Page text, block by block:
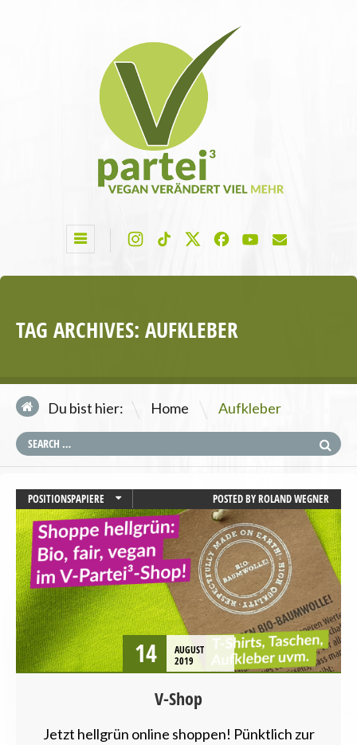
TAG ARCHIVES: AUFKLEBER
Du bist hier: Home \ Aufkleber
POSITIONSPAPIERE
UNCATEGORIZED
VEGANISMUS
POSTED BYROLAND WEGNER
14
AUGUST
2019
V-Shop
Jetzt hellgrün online shoppen! Pünktlich zur